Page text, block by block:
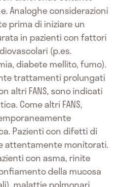
Analoghe considerazioni
prima di iniziare un
in pazienti con fattori
(p.es.
diabete mellito, fumo).
trattamenti prolungati
altri FANS, sono indicati
Come altri FANS,
Pazienti con difetti di
attentamente monitorati.
con asma, rinite
della mucosa